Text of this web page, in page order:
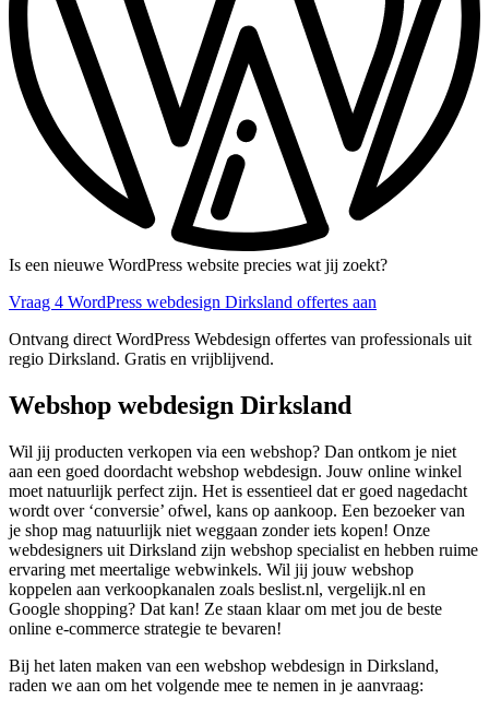
Is een nieuwe WordPress website precies wat jij zoekt?
Vraag 4 WordPress webdesign Dirksland offertes aan
Ontvang direct WordPress Webdesign offertes van professionals uit
regio Dirksland. Gratis en vrijblijvend.
Webshop webdesign Dirksland
Wil jij producten verkopen via een webshop? Dan ontkom je niet
aan een goed doordacht webshop webdesign. Jouw online winkel
moet natuurlijk perfect zijn. Het is essentieel dat er goed nagedacht
wordt over ‘conversie’ ofwel, kans op aankoop. Een bezoeker van
je shop mag natuurlijk niet weggaan zonder iets kopen! Onze
webdesigners uit Dirksland zijn webshop specialist en hebben ruime
ervaring met meertalige webwinkels. Wil jij jouw webshop
koppelen aan verkoopkanalen zoals beslist.nl, vergelijk.nl en
Google shopping? Dat kan! Ze staan klaar om met jou de beste
online e-commerce strategie te bevaren!
Bij het laten maken van een webshop webdesign in Dirksland,
raden we aan om het volgende mee te nemen in je aanvraag: